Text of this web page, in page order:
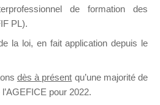
il y a un mois
de formation des
PL).
la loi, en fait application depuis le
dès à présent qu’une majorité de
pour 2022.